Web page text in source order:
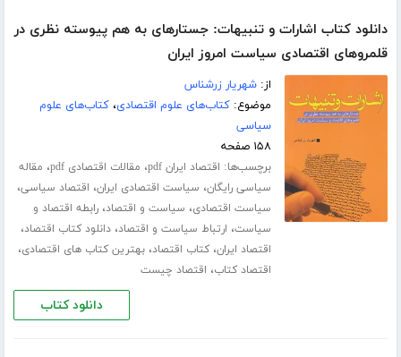
دانلود کتاب اشارات و تنبیهات: جستارهای به هم پیوسته نظری در
قلمروهای اقتصادی سیاست امروز ایران
از:شهریار زرشناس
موضوع:کتاب‌های علوم اقتصادی،کتاب‌های علوم
سیاسی
۱۵۸ صفحه
برچسب‌ها: اقتصاد ایران pdf ، مقالات اقتصادی pdf ، مقاله
سیاسی رایگان، سیاست اقتصادی ایران، اقتصاد سیاسی،
سیاست اقتصادی، سیاست و اقتصاد،رابطه اقتصاد و
سیاست، ارتباط سیاست و اقتصاد،دانلود کتاب اقتصاد،
اقتصاد ایران،کتاب اقتصاد،بهترین کتاب های اقتصادی،
اقتصاد کتاب، اقتصاد چیست
دانلود کتاب